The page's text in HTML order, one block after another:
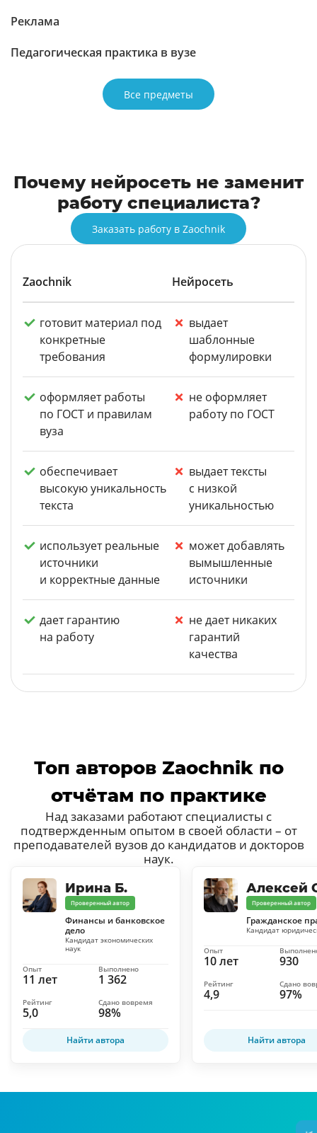
Реклама
Педагогическая практика в вузе
Все предметы
Почему нейросеть не заменит
работу специалиста?
Заказать работу в Zaochnik
Zaochnik Нейросеть
готовит материал под
конкретные
требования
выдает
шаблонные
формулировки
оформляет работы
по ГОСТ и правилам
вуза
не оформляет
работу по ГОСТ
обеспечивает
высокую уникальность
текста
выдает тексты
с низкой
уникальностью
использует реальные
источники
и корректные данные
может добавлять
вымышленные
источники
дает гарантию
на работу
не дает никаких
гарантий
качества
Топ авторов Zaochnik по
отчётам по практике
Над заказами работают специалисты с
подтвержденным опытом в своей области – от
преподавателей вузов до кандидатов и докторов
наук.
Ирина Б.
Проверенный автор
Финансы и банковское
дело
Кандидат экономических
наук
11 лет
Опыт
1 362
Выполнено
5,0
Рейтинг
98%
Сдано вовремя
Найти автора
Алексей
Проверенный автор
Гражданское
Кандидат
10 лет
Опыт
930
4,9
Рейтинг
97%
Сдано
Найти автора